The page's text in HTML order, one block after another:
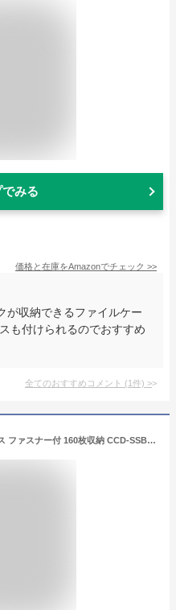
みる
価格と在庫をAmazonでチェック >>
が収納できるファイルケー
も付けられるのでおすすめ
全てのおすすめコメント (1件) >
エレコム CD DVD Blu-rayケース ファスナー付 160枚収納 CCD-SSB160BK